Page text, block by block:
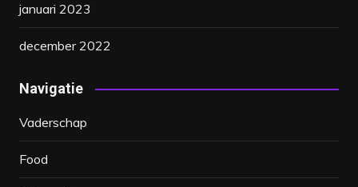
januari 2023
december 2022
Navigatie
Vaderschap
Food